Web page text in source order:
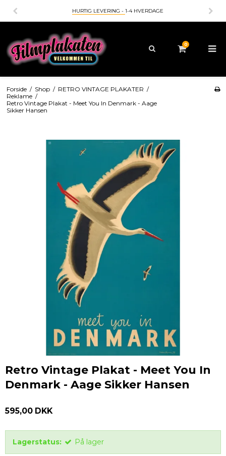
HURTIG LEVERING - 1-4 HVERDAGE
0
Forside / Shop / RETRO VINTAGE PLAKATER /
Reklame /
Retro Vintage Plakat - Meet You In Denmark - Aage
Sikker Hansen
Retro Vintage Plakat - Meet You In
Denmark - Aage Sikker Hansen
595,00 DKK
Lagerstatus: På lager